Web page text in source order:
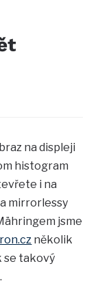
na displeji
histogram
i na
mirrorlessy
jsme
několik
se takový